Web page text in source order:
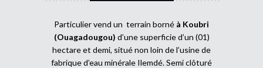
Particulier vend un terrain borné à Koubri
(Ouagadougou) d’une superficie d’un (01)
hectare et demi, situé non loin de l’usine de
fabrique d’eau minérale Ilemdé. Semi clôturé